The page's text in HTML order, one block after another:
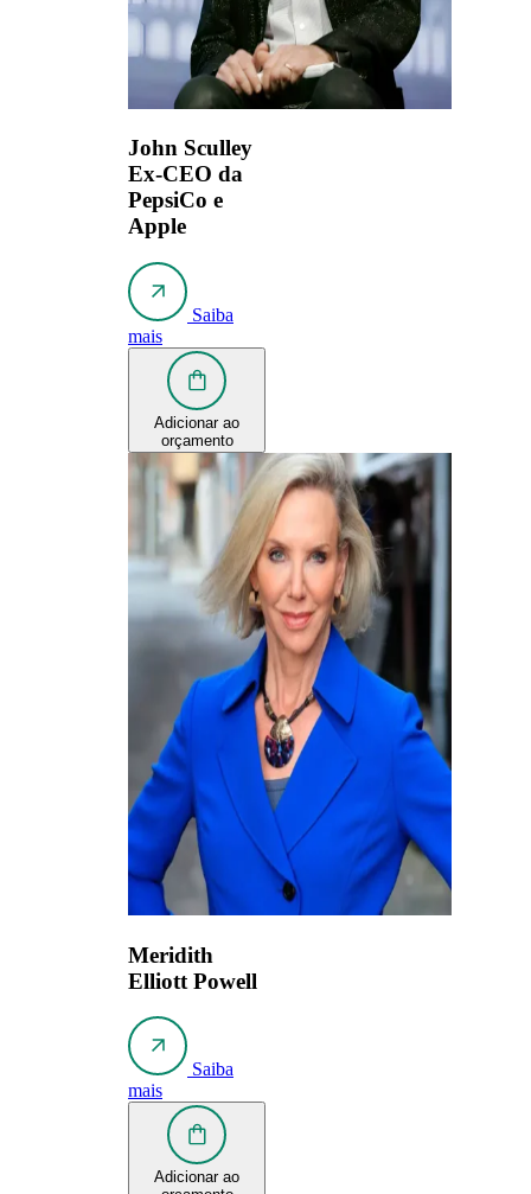
John Sculley
Ex-CEO da
PepsiCo e
Apple
Saiba
mais
Adicionar ao
orçamento
Meridith
Elliott Powell
Saiba
mais
Adicionar ao